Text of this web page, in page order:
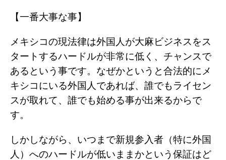
【一番大事な事】
メキシコの現法律は外国人が大麻ビジネスをス
タートするハードルが非常に低く、チャンスで
あるという事です。なぜかというと合法的にメ
キシコにいる外国人であれば、誰でもライセン
スが取れて、誰でも始める事が出来るからで
す。
しかしながら、いつまで新規参入者（特に外国
人）へのハードルが低いままかという保証はど